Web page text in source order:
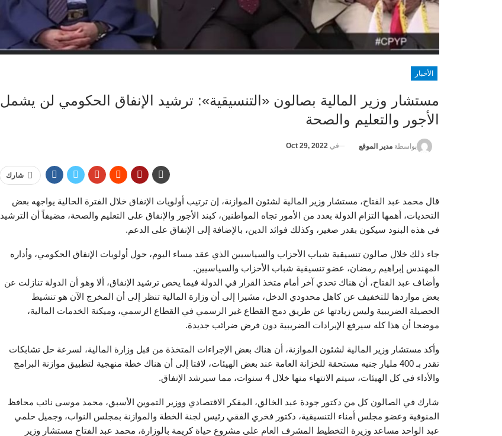
الأخبار
مستشار وزير المالية بصالون «التنسيقية»: ترشيد الإنفاق الحكومي لن يشمل
الأجور والتعليم والصحة
بواسطة مدير الموقع في Oct 29, 2022
شارك
قال محمد عبد الفتاح، مستشار وزير المالية لشئون الموازنة، إن ترتيب أولويات الإنفاق خلال الفترة الحالية يواجهه بعض
التحديات، أهمها التزام الدولة بعدد من الأمور تجاه المواطنين، كبند الأجور والإنفاق على التعليم والصحة، مضيفاً أن الترشيد
في هذه البنود سيكون بقدر صغير، وكذلك فوائد الدين، بالإضافة إلى الإنفاق على الدعم.
جاء ذلك خلال صالون تنسيقية شباب الأحزاب والسياسيين الذي عقد مساء اليوم، حول أولويات الإنفاق الحكومي، وأداره
المهندس إبراهيم رمضان، عضو تنسيقية شباب الأحزاب والسياسيين.
وأضاف عبد الفتاح، أن هناك تحدي آخر أمام متخذ القرار في الدولة فيما يخص ترشيد الإنفاق، ألا وهو أن الدولة تنازلت عن
بعض مواردها للتخفيف عن كاهل محدودي الدخل، مشيرا إلى أن وزارة المالية تنظر إلى أن المخرج الآن هو تنشيط
الحصيلة الضريبية وليس زيادتها عن طريق دمج القطاع غير الرسمي في القطاع الرسمي، وميكنة الخدمات المالية،
موضحا أن هذا كله سيرفع الإيرادات الضريبية دون فرض ضرائب جديدة.
وأكد مستشار وزير المالية لشئون الموازنة، أن هناك بعض الإجراءات المتخذة من قبل وزارة المالية، لسرعة حل تشابكات
تقدر بـ 400 مليار جنيه مستحقة للخزانة العامة عند بعض الهيئات، لافتا إلى أن هناك خطة منهجية لتطبيق موازنة البرامج
والأداء في كل الهيئات، سيتم الانتهاء منها خلال 4 سنوات، مما سيرشد الإنفاق.
شارك في الصالون كل من دكتور جودة عبد الخالق، المفكر الاقتصادي ووزير التموين الأسبق، محمد موسى نائب محافظ
المنوفية وعضو مجلس أمناء التنسيقية، دكتور فخري الفقي رئيس لجنة الخطة والموازنة بمجلس النواب، وجميل حلمي
عبد الواحد مساعد وزيرة التخطيط المشرف العام على مشروع حياة كريمة بالوزارة، محمد عبد الفتاح مستشار وزير